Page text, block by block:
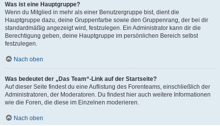
Was ist eine Hauptgruppe?
Wenn du Mitglied in mehr als einer Benutzergruppe bist, dient die
Hauptgruppe dazu, deine Gruppenfarbe sowie den Gruppenrang, der bei dir
standardmäßig angezeigt wird, festzulegen. Ein Administrator kann dir die
Berechtigung geben, deine Hauptgruppe im persönlichen Bereich selbst
festzulegen.
Nach oben
Was bedeutet der „Das Team“-Link auf der Startseite?
Auf dieser Seite findest du eine Auflistung des Forenteams, einschließlich der
Administratoren, der Moderatoren. Du findest hier auch weitere Informationen
wie die Foren, die diese im Einzelnen moderieren.
Nach oben